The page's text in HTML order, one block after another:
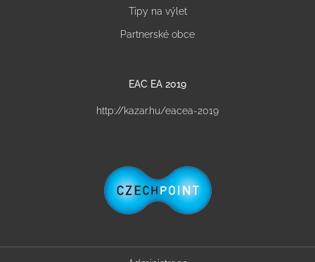
Tipy na výlet
Partnerské obce
EAC EA 2019
http://kazar.hu/eacea-2019